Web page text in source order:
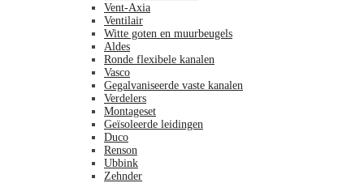
Vent-Axia
Ventilair
Witte goten en muurbeugels
Aldes
Ronde flexibele kanalen
Vasco
Gegalvaniseerde vaste kanalen
Verdelers
Montageset
Geïsoleerde leidingen
Duco
Renson
Ubbink
Zehnder